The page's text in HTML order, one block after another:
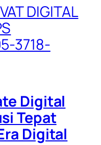
DIGITAL
3718-
Digital
Tepat
Digital